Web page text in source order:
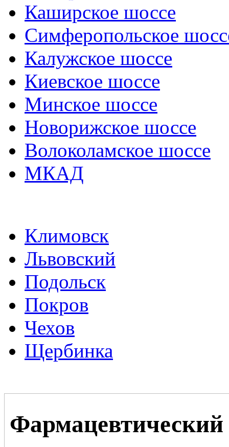
Каширское шоссе
Симферопольское
Калужское шоссе
Киевское шоссе
Минское шоссе
Новорижское шоссе
Волоколамское шоссе
МКАД
Климовск
Львовский
Подольск
Покров
Чехов
Щербинка
Фармацевтический